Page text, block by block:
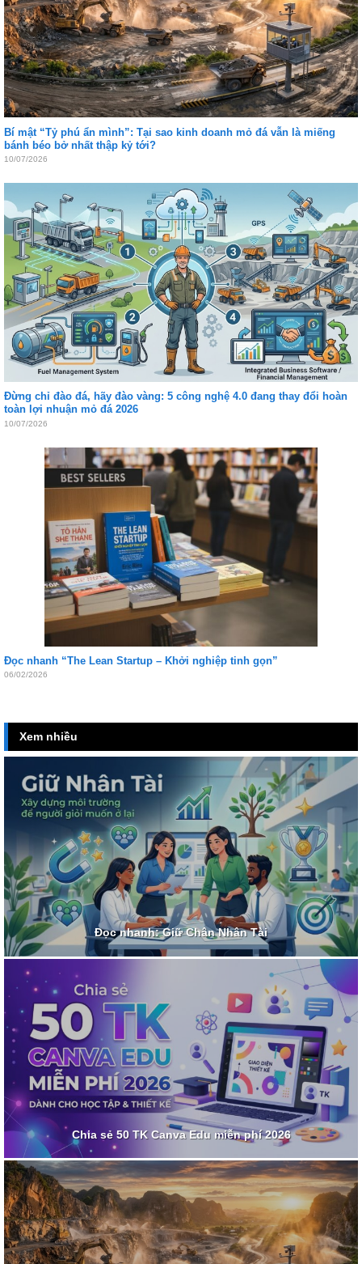
Bí mật “Tỷ phú ẩn mình”: Tại sao kinh doanh mỏ đá vẫn là miếng
bánh béo bở nhất thập kỷ tới?
10/07/2026
Đừng chỉ đào đá, hãy đào vàng: 5 công nghệ 4.0 đang thay đổi hoàn
toàn lợi nhuận mỏ đá 2026
10/07/2026
Đọc nhanh “The Lean Startup – Khởi nghiệp tinh gọn”
06/02/2026
Xem nhiều
Đọc nhanh: Giữ Chân Nhân Tài
Chia sẻ 50 TK Canva Edu miễn phí 2026